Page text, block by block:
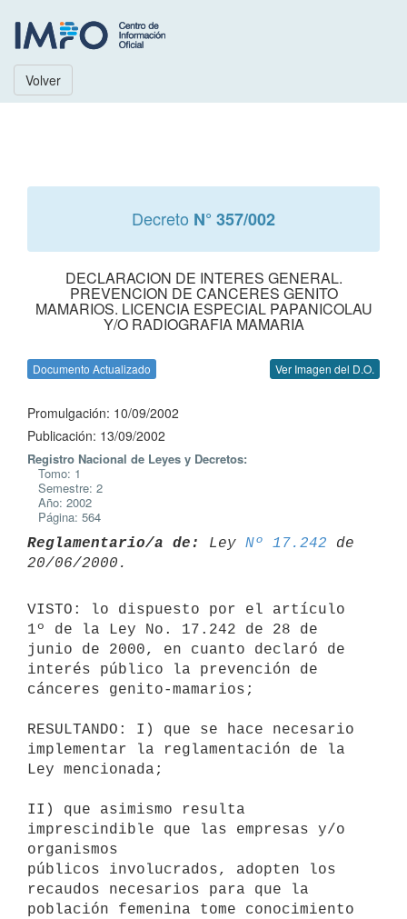
Volver
Decreto N° 357/002
DECLARACION DE INTERES GENERAL.
PREVENCION DE CANCERES GENITO
MAMARIOS. LICENCIA ESPECIAL PAPANICOLAU
Y/O RADIOGRAFIA MAMARIA
Documento Actualizado Ver Imagen del D.O.
Promulgación: 10/09/2002
Publicación: 13/09/2002
Registro Nacional de Leyes y Decretos:
Tomo: 1
Semestre: 2
Año: 2002
Página: 564
Reglamentario/a de: Ley Nº 17.242 de
VISTO: lo dispuesto por el artículo
1º de la Ley No. 17.242 de 28 de
junio de 2000, en cuanto declaró de
interés público la prevención de
cánceres genito-mamarios;
RESULTANDO: I) que se hace necesario
implementar la reglamentación de la
Ley mencionada;
II) que asimismo resulta
imprescindible que las empresas y/o
organismos
públicos involucrados, adopten los
recaudos necesarios para que la
población femenina tome conocimiento